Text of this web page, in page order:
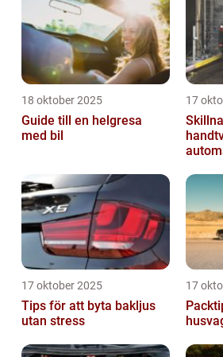
18 oktober 2025
Guide till en helgresa
med bil
17
17 oktober 2025
Tips för att byta bakljus
utan stress
17